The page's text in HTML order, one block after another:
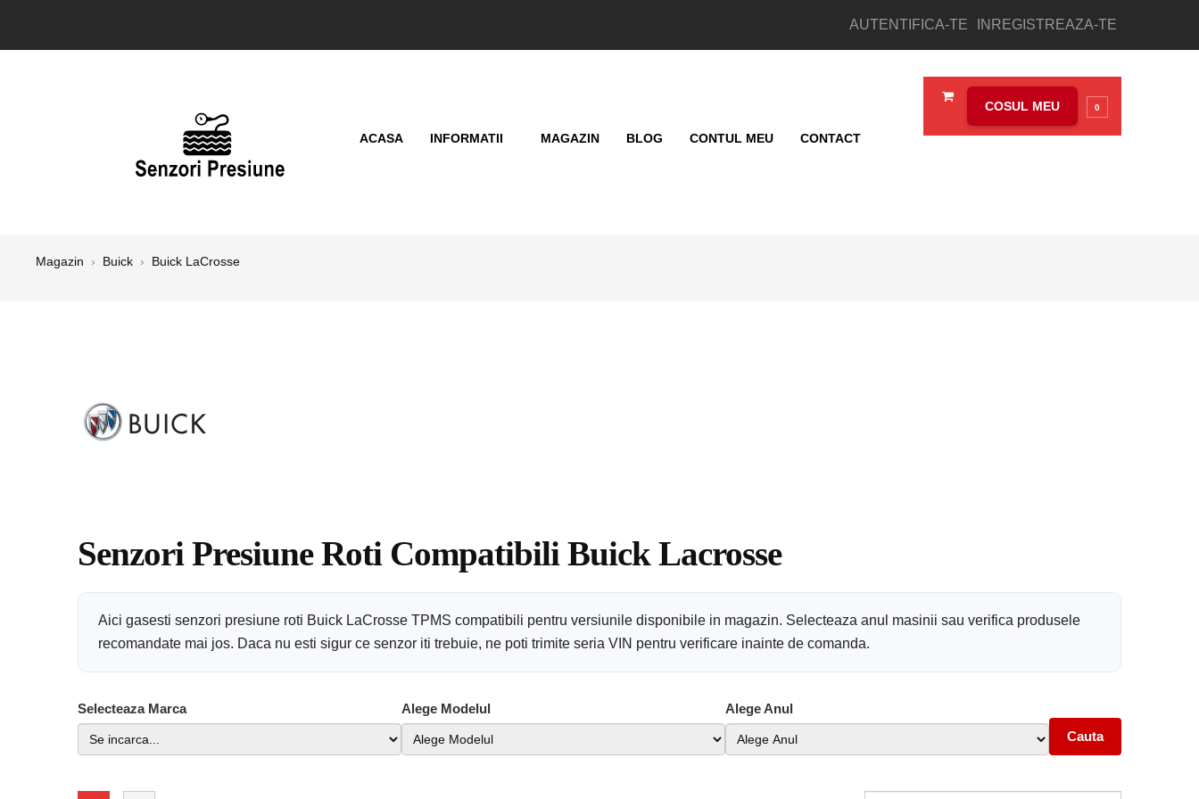
AUTENTIFICA-TE INREGISTREAZA-TE
COSUL MEU 0
ACASA INFORMATII MAGAZIN BLOG CONTUL MEU CONTACT
Magazin › Buick › Buick LaCrosse
Senzori Presiune Roti Compatibili Buick Lacrosse
Aici gasesti senzori presiune roti Buick LaCrosse TPMS compatibili pentru versiunile disponibile in magazin. Selecteaza anul masinii sau verifica produsele
recomandate mai jos. Daca nu esti sigur ce senzor iti trebuie, ne poti trimite seria VIN pentru verificare inainte de comanda.
Selecteaza Marca Alege Modelul
Alege Anul
Cauta